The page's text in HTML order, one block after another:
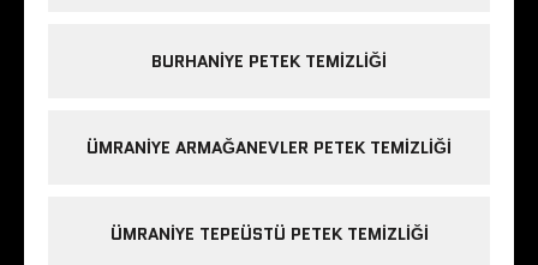
BURHANIYE PETEK TEMIZLIĞI
ÜMRANIYE ARMAĞANEVLER PETEK TEMIZLIĞI
ÜMRANIYE TEPEÜSTÜ PETEK TEMIZLIĞI